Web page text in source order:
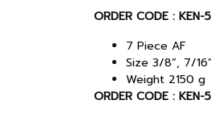
ORDER CODE :
7 Piece AF
Size 3/8”, 7/
Weight 2150 g
ORDER CODE :